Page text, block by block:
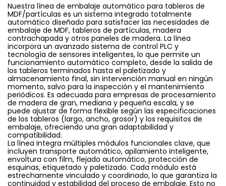
Nuestra línea de embalaje automático para tableros de
MDF/partículas es un sistema integrado totalmente
automático diseñado para satisfacer las necesidades de
embalaje de MDF, tableros de partículas, madera
contrachapada y otros paneles de madera. La línea
incorpora un avanzado sistema de control PLC y
tecnología de sensores inteligentes, lo que permite un
funcionamiento automático completo, desde la salida de
los tableros terminados hasta el paletizado y
almacenamiento final, sin intervención manual en ningún
momento, salvo para la inspección y el mantenimiento
periódicos. Es adecuada para empresas de procesamiento
de madera de gran, mediana y pequeña escala, y se
puede ajustar de forma flexible según las especificaciones
de los tableros (largo, ancho, grosor) y los requisitos de
embalaje, ofreciendo una gran adaptabilidad y
compatibilidad.
La línea integra múltiples módulos funcionales clave, que
incluyen transporte automático, apilamiento inteligente,
envoltura con film, flejado automático, protección de
esquinas, etiquetado y paletizado. Cada módulo está
estrechamente vinculado y coordinado, lo que garantiza la
continuidad y estabilidad del proceso de embalaje. Esto no